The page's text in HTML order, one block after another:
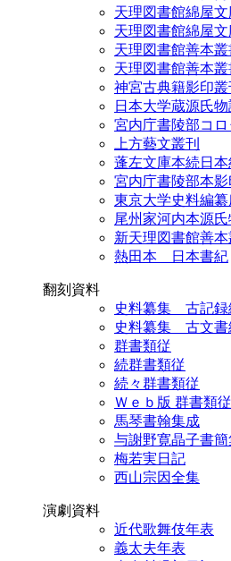
天理図書館綿屋
天理図書館綿屋
天理図書館善本
天理図書館善本
神宮古典籍影印叢
日本大学蔵源氏
宮内庁書陵部コ
上方藝文叢刊
蓬左文庫本続日本
宮内庁書陵部本
東京大学史料編
尾州家河内本源
新天理図書館善
熱田本 日本書紀
翻刻資料
史料纂集 古記録
史料纂集 古文書
群書類従
続群書類従
続々群書類従
Ｗｅｂ版 群書類
馬琴書翰集成
与謝野寛晶子書
梅若実日記
西山宗因全集
演劇資料
近代歌舞伎年表
義太夫年表